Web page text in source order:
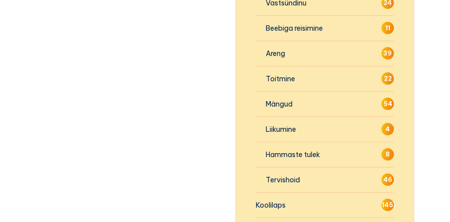
Vastsündinu 24
Beebiga reisimine 11
Areng 39
Toitmine 22
Mängud 54
Liikumine 4
Hammaste tulek 8
Tervishoid 46
Koolilaps 145